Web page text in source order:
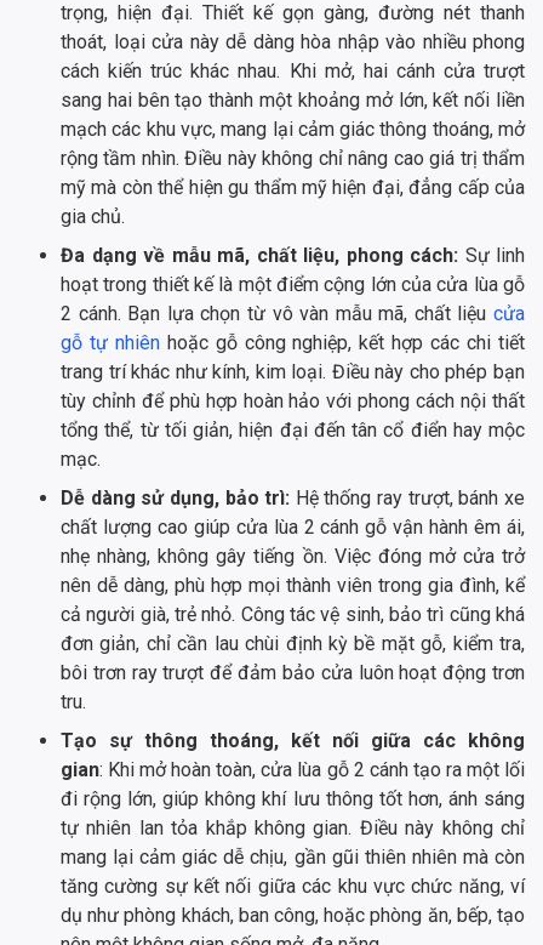
trọng, hiện đại. Thiết kế gọn gàng, đường nét thanh
thoát, loại cửa này dễ dàng hòa nhập vào nhiều phong
cách kiến trúc khác nhau. Khi mở, hai cánh cửa trượt
sang hai bên tạo thành một khoảng mở lớn, kết nối liền
mạch các khu vực, mang lại cảm giác thông thoáng, mở
rộng tầm nhìn. Điều này không chỉ nâng cao giá trị thẩm
mỹ mà còn thể hiện gu thẩm mỹ hiện đại, đẳng cấp của
gia chủ.
Đa dạng về mẫu mã, chất liệu, phong cách: Sự linh
hoạt trong thiết kế là một điểm cộng lớn của cửa lùa gỗ
2 cánh. Bạn lựa chọn từ vô vàn mẫu mã, chất liệu cửa
gỗ tự nhiênhoặc gỗ công nghiệp, kết hợp các chi tiết
trang trí khác như kính, kim loại. Điều này cho phép bạn
tùy chỉnh để phù hợp hoàn hảo với phong cách nội thất
tổng thể, từ tối giản, hiện đại đến tân cổ điển hay mộc
mạc.
Dễ dàng sử dụng, bảo trì: Hệ thống ray trượt, bánh xe
chất lượng cao giúp cửa lùa 2 cánh gỗ vận hành êm ái,
nhẹ nhàng, không gây tiếng ồn. Việc đóng mở cửa trở
nên dễ dàng, phù hợp mọi thành viên trong gia đình, kể
cả người già, trẻ nhỏ. Công tác vệ sinh, bảo trì cũng khá
đơn giản, chỉ cần lau chùi định kỳ bề mặt gỗ, kiểm tra,
bôi trơn ray trượt để đảm bảo cửa luôn hoạt động trơn
tru.
Tạo sự thông thoáng, kết nối giữa các không
gian: Khi mở hoàn toàn, cửa lùa gỗ 2 cánh tạo ra một lối
đi rộng lớn, giúp không khí lưu thông tốt hơn, ánh sáng
tự nhiên lan tỏa khắp không gian. Điều này không chỉ
mang lại cảm giác dễ chịu, gần gũi thiên nhiên mà còn
tăng cường sự kết nối giữa các khu vực chức năng, ví
dụ như phòng khách, ban công, hoặc phòng ăn, bếp, tạo